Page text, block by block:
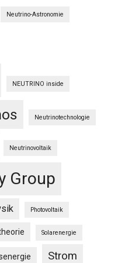
Neutrino-Astronomie
NEUTRINO inside
Neutrinotechnologie
Neutrinovoltaik
Group
Photovoltaik
Solarenergie
Strom